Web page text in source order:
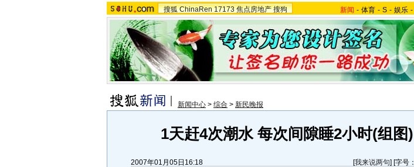
搜狐 ChinaRen 17173 焦点房地产 搜狗 新闻 - 体育 - S - 娱乐 -
新闻中心 > 综合 > 新民晚报
1天赶4次潮水 每次间隙睡2小时(组图)
2007年01月05日16:18 [我来说两句] [字号：